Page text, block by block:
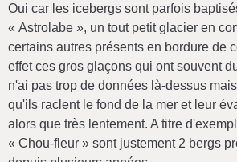
Oui car les icebergs sont parfois
« Astrolabe », un tout petit glacier en
certains autres présents en bordure de
effet ces gros glaçons qui ont souvent
n'ai pas trop de données là-dessus
qu'ils raclent le fond de la mer et leur
alors que très lentement. A titre
« Chou-fleur » sont justement 2 bergs